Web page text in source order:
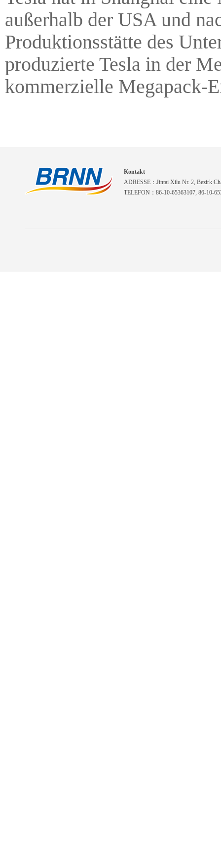
außerhalb der USA und
Produktionsstätte des
produzierte Tesla in der
kommerzielle Megapack-
Kontakt
ADRESSE：Jintai Xilu Nr. 2, Bezirk
TELEFON：86-10-65363107, 86-10-